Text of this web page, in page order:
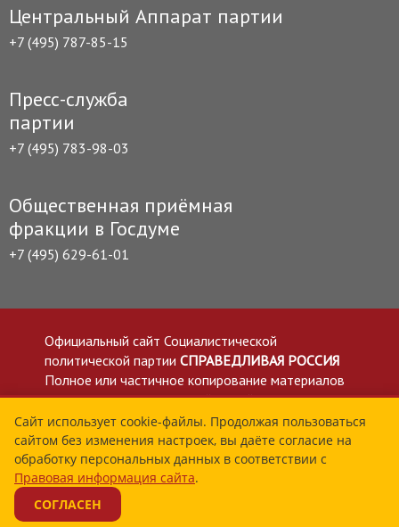
Центральный Аппарат партии
+7 (495) 787-85-15
Пресс-служба
партии
+7 (495) 783-98-03
Общественная приёмная
фракции в Госдуме
+7 (495) 629-61-01
Официальный сайт Социалистической
политической партии СПРАВЕДЛИВАЯ РОССИЯ
Полное или частичное копирование материалов
приветствуется со ссылкой на сайт spravedlivo.ru
Политика в отношении обработки персональных
данных
Все материалы сайта spravedlivo.ru доступны по
лицензии Creative Commons Attribution 4.0 International
Сайт использует cookie-файлы. Продолжая пользоваться
сайтом без изменения настроек, вы даёте согласие на
обработку персональных данных в соответствии с
Правовая информация сайта.
СОГЛАСЕН